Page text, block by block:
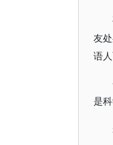
友
语
是